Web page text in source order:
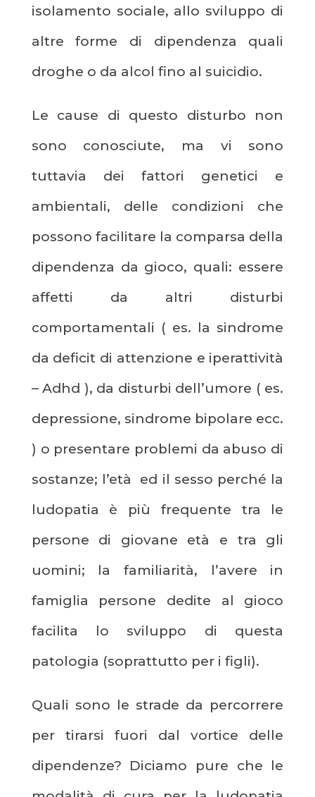
isolamento sociale, allo sviluppo di
altre forme di dipendenza quali
droghe o da alcol fino al suicidio.
Le cause di questo disturbo non
sono conosciute, ma vi sono
tuttavia dei fattori genetici e
ambientali, delle condizioni che
possono facilitare la comparsa della
dipendenza da gioco, quali: essere
affetti da altri disturbi
comportamentali ( es. la sindrome
da deficit di attenzione e iperattività
– Adhd ), da disturbi dell’umore ( es.
depressione, sindrome bipolare ecc.
) o presentare problemi da abuso di
sostanze; l’età ed il sesso perché la
ludopatia è più frequente tra le
persone di giovane età e tra gli
uomini; la familiarità, l’avere in
famiglia persone dedite al gioco
facilita lo sviluppo di questa
patologia (soprattutto per i figli).
Quali sono le strade da percorrere
per tirarsi fuori dal vortice delle
dipendenze? Diciamo pure che le